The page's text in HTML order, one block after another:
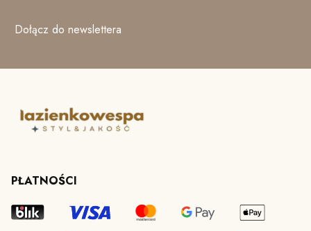
Dołącz do newslettera
PŁATNOŚCI